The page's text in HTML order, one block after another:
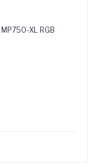
XL RGB